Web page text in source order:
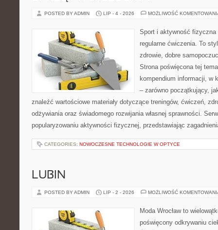
POSTED BY ADMIN LIP - 4 - 2026 MOŻLIWOŚĆ
Sport i aktywność
regularne ćwiczenia. To
zdrowie, dobre
Strona poświęcona tej
kompendium informacji, w
– zarówno początkujący,
znaleźć wartościowe materiały dotyczące treningów, ćwiczeń,
odżywiania oraz świadomego rozwijania własnej sprawności.
popularyzowaniu aktywności fizycznej, przedstawiając
CATEGORIES: NOWOCZESNE TECHNOLOGIE W OPTYCE
LUBIN
POSTED BY ADMIN LIP - 2 - 2026 MOŻLIWOŚĆ
Moda Wrocław to
poświęcony odkrywaniu